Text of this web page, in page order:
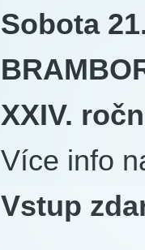
Sobota
XXIV.
Více info
Vstup